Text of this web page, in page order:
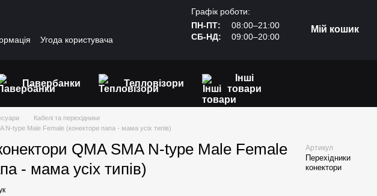
Угода користувача
Графік роботи:
ПН-ПТ:
08:00–21:00
СБ-НД:
09:00–20:00
Мій кошик
Павербанки Тепловізори
Інші
товари
Кабелі та перехідники
N-type Male Female (конектори папа - мама усіх типів)
QMA SMA N-type Male Female
- мама усіх типів)
Артикул
Перехідники
конектори